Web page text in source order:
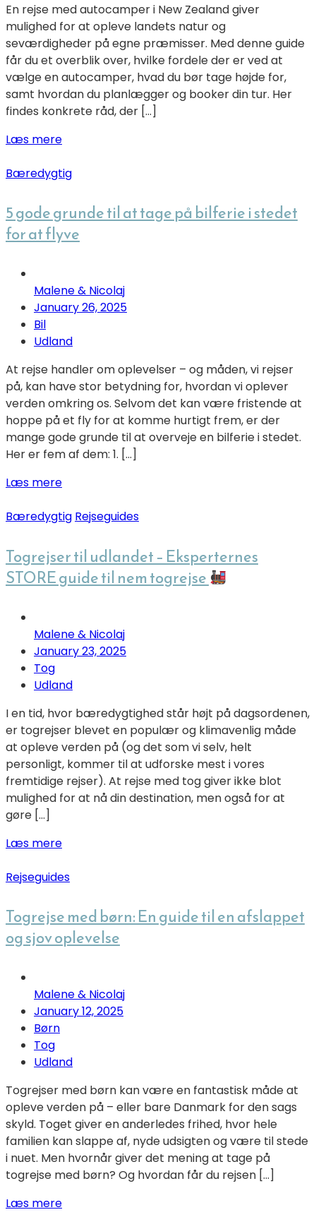
En rejse med autocamper i New Zealand giver
mulighed for at opleve landets natur og
seværdigheder på egne præmisser. Med denne guide
får du et overblik over, hvilke fordele der er ved at
vælge en autocamper, hvad du bør tage højde for,
samt hvordan du planlægger og booker din tur. Her
findes konkrete råd, der […]
Læs mere
Bæredygtig
5 gode grunde til at tage på bilferie i stedet
for at flyve
Malene & Nicolaj
January 26, 2025
Bil
Udland
At rejse handler om oplevelser – og måden, vi rejser
på, kan have stor betydning for, hvordan vi oplever
verden omkring os. Selvom det kan være fristende at
hoppe på et fly for at komme hurtigt frem, er der
mange gode grunde til at overveje en bilferie i stedet.
Her er fem af dem: 1. […]
Læs mere
Bæredygtig Rejseguides
Togrejser til udlandet – Eksperternes
STORE guide til nem togrejse
Malene & Nicolaj
January 23, 2025
Tog
Udland
I en tid, hvor bæredygtighed står højt på dagsordenen,
er togrejser blevet en populær og klimavenlig måde
at opleve verden på (og det som vi selv, helt
personligt, kommer til at udforske mest i vores
fremtidige rejser). At rejse med tog giver ikke blot
mulighed for at nå din destination, men også for at
gøre […]
Læs mere
Rejseguides
Togrejse med børn: En guide til en afslappet
og sjov oplevelse
Malene & Nicolaj
January 12, 2025
Børn
Tog
Udland
Togrejser med børn kan være en fantastisk måde at
opleve verden på – eller bare Danmark for den sags
skyld. Toget giver en anderledes frihed, hvor hele
familien kan slappe af, nyde udsigten og være til stede
i nuet. Men hvornår giver det mening at tage på
togrejse med børn? Og hvordan får du rejsen […]
Læs mere